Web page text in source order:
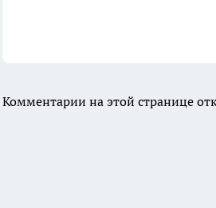
Комментарии на этой странице